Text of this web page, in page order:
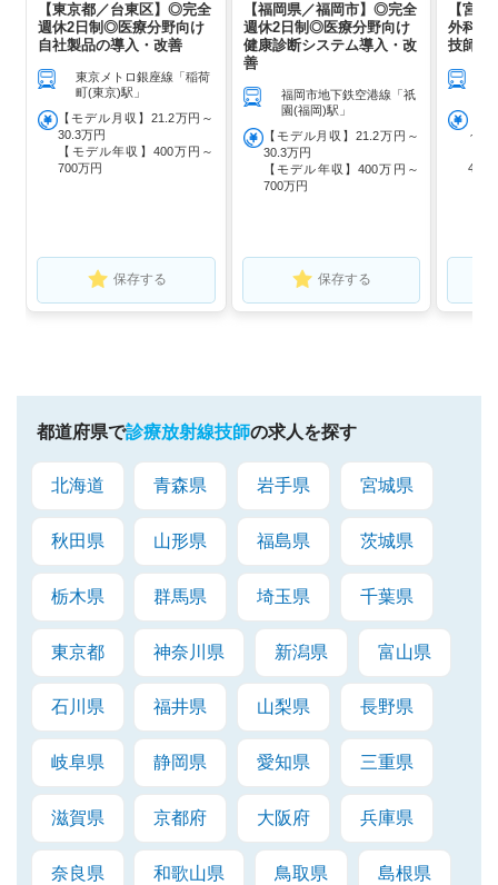
【東京都／台東区】◎完全
週休2日制◎医療分野向け
自社製品の導入・改善
東京メトロ銀座線「稲荷
町(東京)駅」
【モデル月収】21.2万円～
30.3万円
【モデル年収】400万円～
700万円
保存する
【福岡県／福岡市】◎完全
週休2日制◎医療分野向け
健康診断システム導入・改
善
福岡市地下鉄空港線「祇
園(福岡)駅」
【モデル月収】21.2万円～
30.3万円
【モデル年収】400万円～
700万円
保存する
【宮
外科ク
技師募
～
400
都道府県で診療放射線技師の求人を探す
北海道 青森県 岩手県 宮城県
秋田県 山形県 福島県 茨城県
栃木県 群馬県 埼玉県 千葉県
東京都 神奈川県 新潟県 富山県
石川県 福井県 山梨県 長野県
岐阜県 静岡県 愛知県 三重県
滋賀県 京都府 大阪府 兵庫県
奈良県 和歌山県 鳥取県 島根県